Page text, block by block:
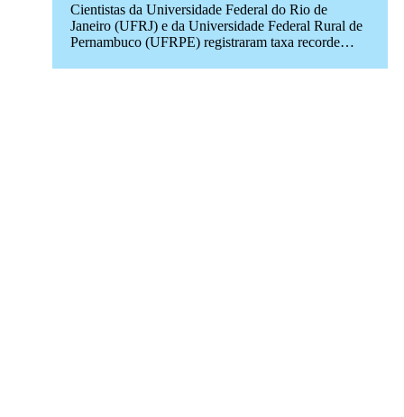
Cientistas da Universidade Federal do Rio de
Janeiro (UFRJ) e da Universidade Federal Rural de
Pernambuco (UFRPE) registraram taxa recorde…